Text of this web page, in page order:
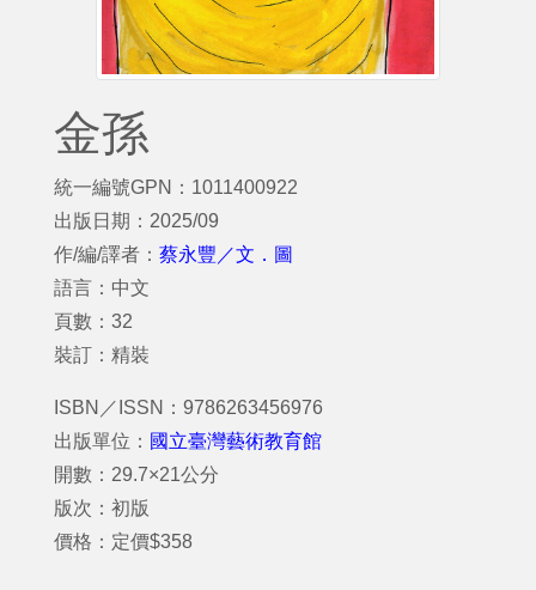
金孫
統一編號GPN：1011400922
出版日期：2025/09
作/編/譯者： 蔡永豐／文．圖
語言：中文
頁數：32
裝訂：精裝
ISBN／ISSN：9786263456976
出版單位： 國立臺灣藝術教育館
開數：29.7×21公分
版次：初版
價格：定價$358